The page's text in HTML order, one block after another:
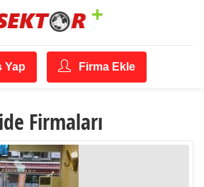
Yap Firma Ekle
Firmaları